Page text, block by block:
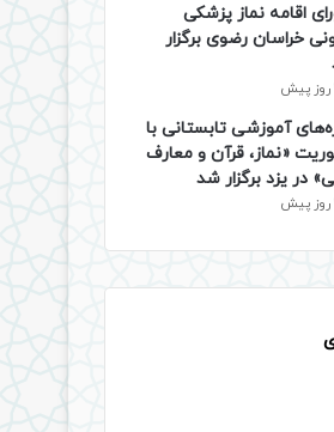
اقامه نماز پزشکی
خراسان رضوی برگزار
آموزشی تابستانی با
«نماز، قرآن و معارف
در یزد برگزار شد